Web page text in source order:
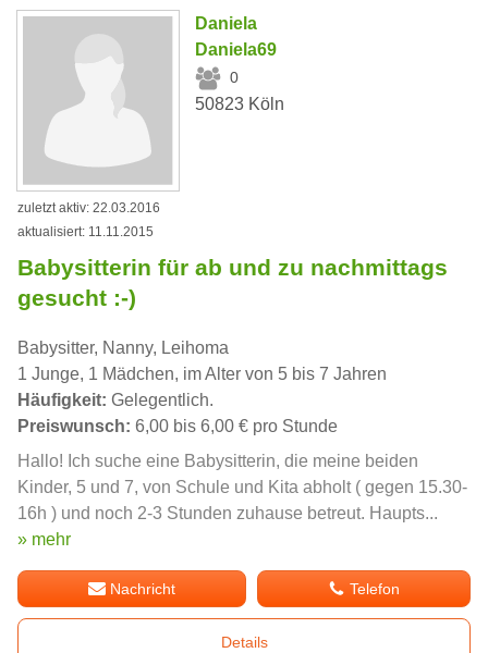
Daniela
Daniela69
0
50823 Köln
zuletzt aktiv: 22.03.2016
aktualisiert: 11.11.2015
Babysitterin für ab und zu nachmittags
gesucht :-)
Babysitter, Nanny, Leihoma
1 Junge, 1 Mädchen, im Alter von 5 bis 7 Jahren
Häufigkeit: Gelegentlich.
Preiswunsch: 6,00 bis 6,00 € pro Stunde
Hallo! Ich suche eine Babysitterin, die meine beiden
Kinder, 5 und 7, von Schule und Kita abholt ( gegen 15.30-
16h ) und noch 2-3 Stunden zuhause betreut. Haupts...
» mehr
Nachricht Telefon
Details